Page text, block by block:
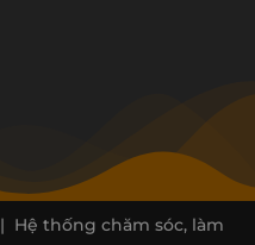
| Hệ thống chăm sóc, làm